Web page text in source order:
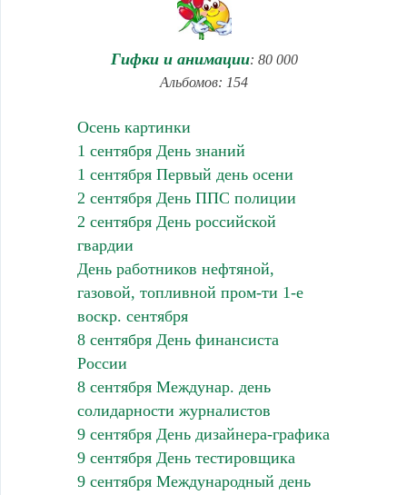
Гифки и анимации: 80 000
Альбомов: 154
Осень картинки
1 сентября День знаний
1 сентября Первый день осени
2 сентября День ППС полиции
2 сентября День российской
гвардии
День работников нефтяной,
газовой, топливной пром-ти 1-е
воскр. сентября
8 сентября День финансиста
России
8 сентября Междунар. день
солидарности журналистов
9 сентября День дизайнера-графика
9 сентября День тестировщика
9 сентября Международный день